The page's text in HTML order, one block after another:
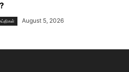
August 5, 2026